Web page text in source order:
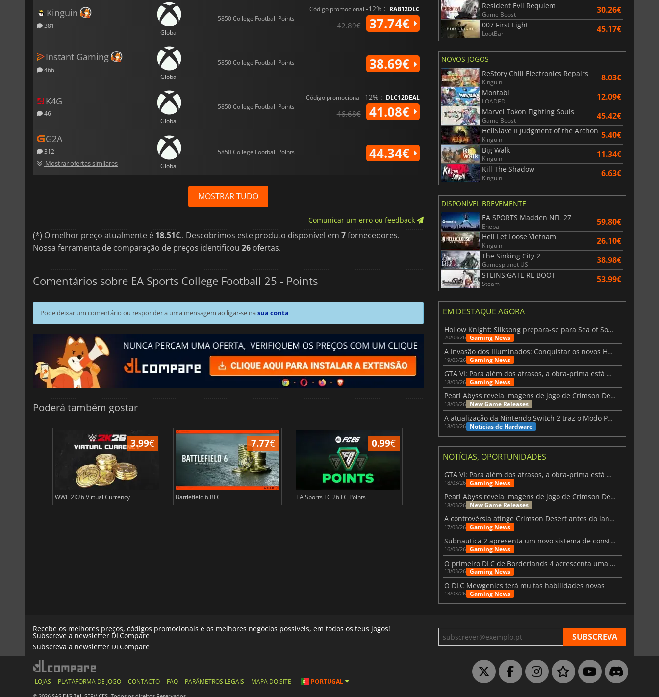
Kinguin
381
Global
5850 College Football Points
Código promocional -12% : RAB12DLC
42.89€ 37.74€
Instant Gaming
466
Global
5850 College Football Points 38.69€
K4G
46
Global
5850 College Football Points
Código promocional -12% : DLC12DEAL
46.68€ 41.08€
G2A
312
Mostrar ofertas similares Global
5850 College Football Points 44.34€
MOSTRAR TUDO
Comunicar um erro ou feedback
(*) O melhor preço atualmente é 18.51€.. Descobrimos este produto disponível em 7fornecedores.
Nossa ferramenta de comparação de preços identificou 26 ofertas.
Comentários sobre EA Sports College Football 25 - Points
Pode deixar um comentário ou responder a uma mensagem ao ligar-se nasua conta
Poderá também gostar
3.99€
WWE 2K26 Virtual Currency
7.77€
Battlefield 6 BFC
0.99€
EA Sports FC 26 FC Points
3.65€
NBA 2K26 Virtual Currency
7.44
Madden NFL 26 Points
Resident Evil Requiem
Game Boost 30.26€
007 First Light
LootBar 45.17€
NOVOS JOGOS
ReStory Chill Electronics Repairs
Kinguin 8.03€
Montabi
LOADED 12.09€
Marvel Tokon Fighting Souls
Game Boost 45.42€
HellSlave II Judgment of the Archon
Kinguin 5.40€
Big Walk
Kinguin 11.34€
Kill The Shadow
Kinguin 6.63€
DISPONÍVEL BREVEMENTE
EA SPORTS Madden NFL 27
Eneba 59.80€
Hell Let Loose Vietnam
Kinguin 26.10€
The Sinking City 2
Gamesplanet US 38.98€
STEINS;GATE RE BOOT
Steam 53.99€
EM DESTAQUE AGORA
Hollow Knight: Silksong prepara-se para Sea of Sorrow com um patch
20/03/26 Gaming News
A Invasão dos Illuminados: Conquistar os novos Helldivers 2 Atualização!
19/03/26 Gaming News
GTA VI: Para além dos atrasos, a obra-prima está quase a chegar
18/03/26 Gaming News
Pearl Abyss revela imagens de jogo de Crimson Desert para a PS5
18/03/26 New Game Releases
A atualização da Nintendo Switch 2 traz o Modo Portátil aos jogos mais antigos da Switch
18/03/26 Notícias de Hardware
NOTÍCIAS, OPORTUNIDADES
GTA VI: Para além dos atrasos, a obra-prima está quase a chegar
18/03/26 Gaming News
Pearl Abyss revela imagens de jogo de Crimson Desert para a PS5
18/03/26 New Game Releases
A controvérsia atinge Crimson Desert antes do lançamento
17/03/26 Gaming News
Subnautica 2 apresenta um novo sistema de construção de bases
16/03/26 Gaming News
O primeiro DLC de Borderlands 4 acrescenta uma nova personagem e muito mais
13/03/26 Gaming News
O DLC Mewgenics terá muitas habilidades novas
13/03/26 Gaming News
Recebe os melhores preços, códigos promocionais e os melhores negócios possíveis, em todos os teus jogos!
Subscreve a newsletter DLCompare
Subscreva a newsletter DLCompare
LOJAS PLATAFORMA DE JOGO CONTACTO FAQ PARÂMETROS LEGAIS MAPA DO SITE PORTUGAL